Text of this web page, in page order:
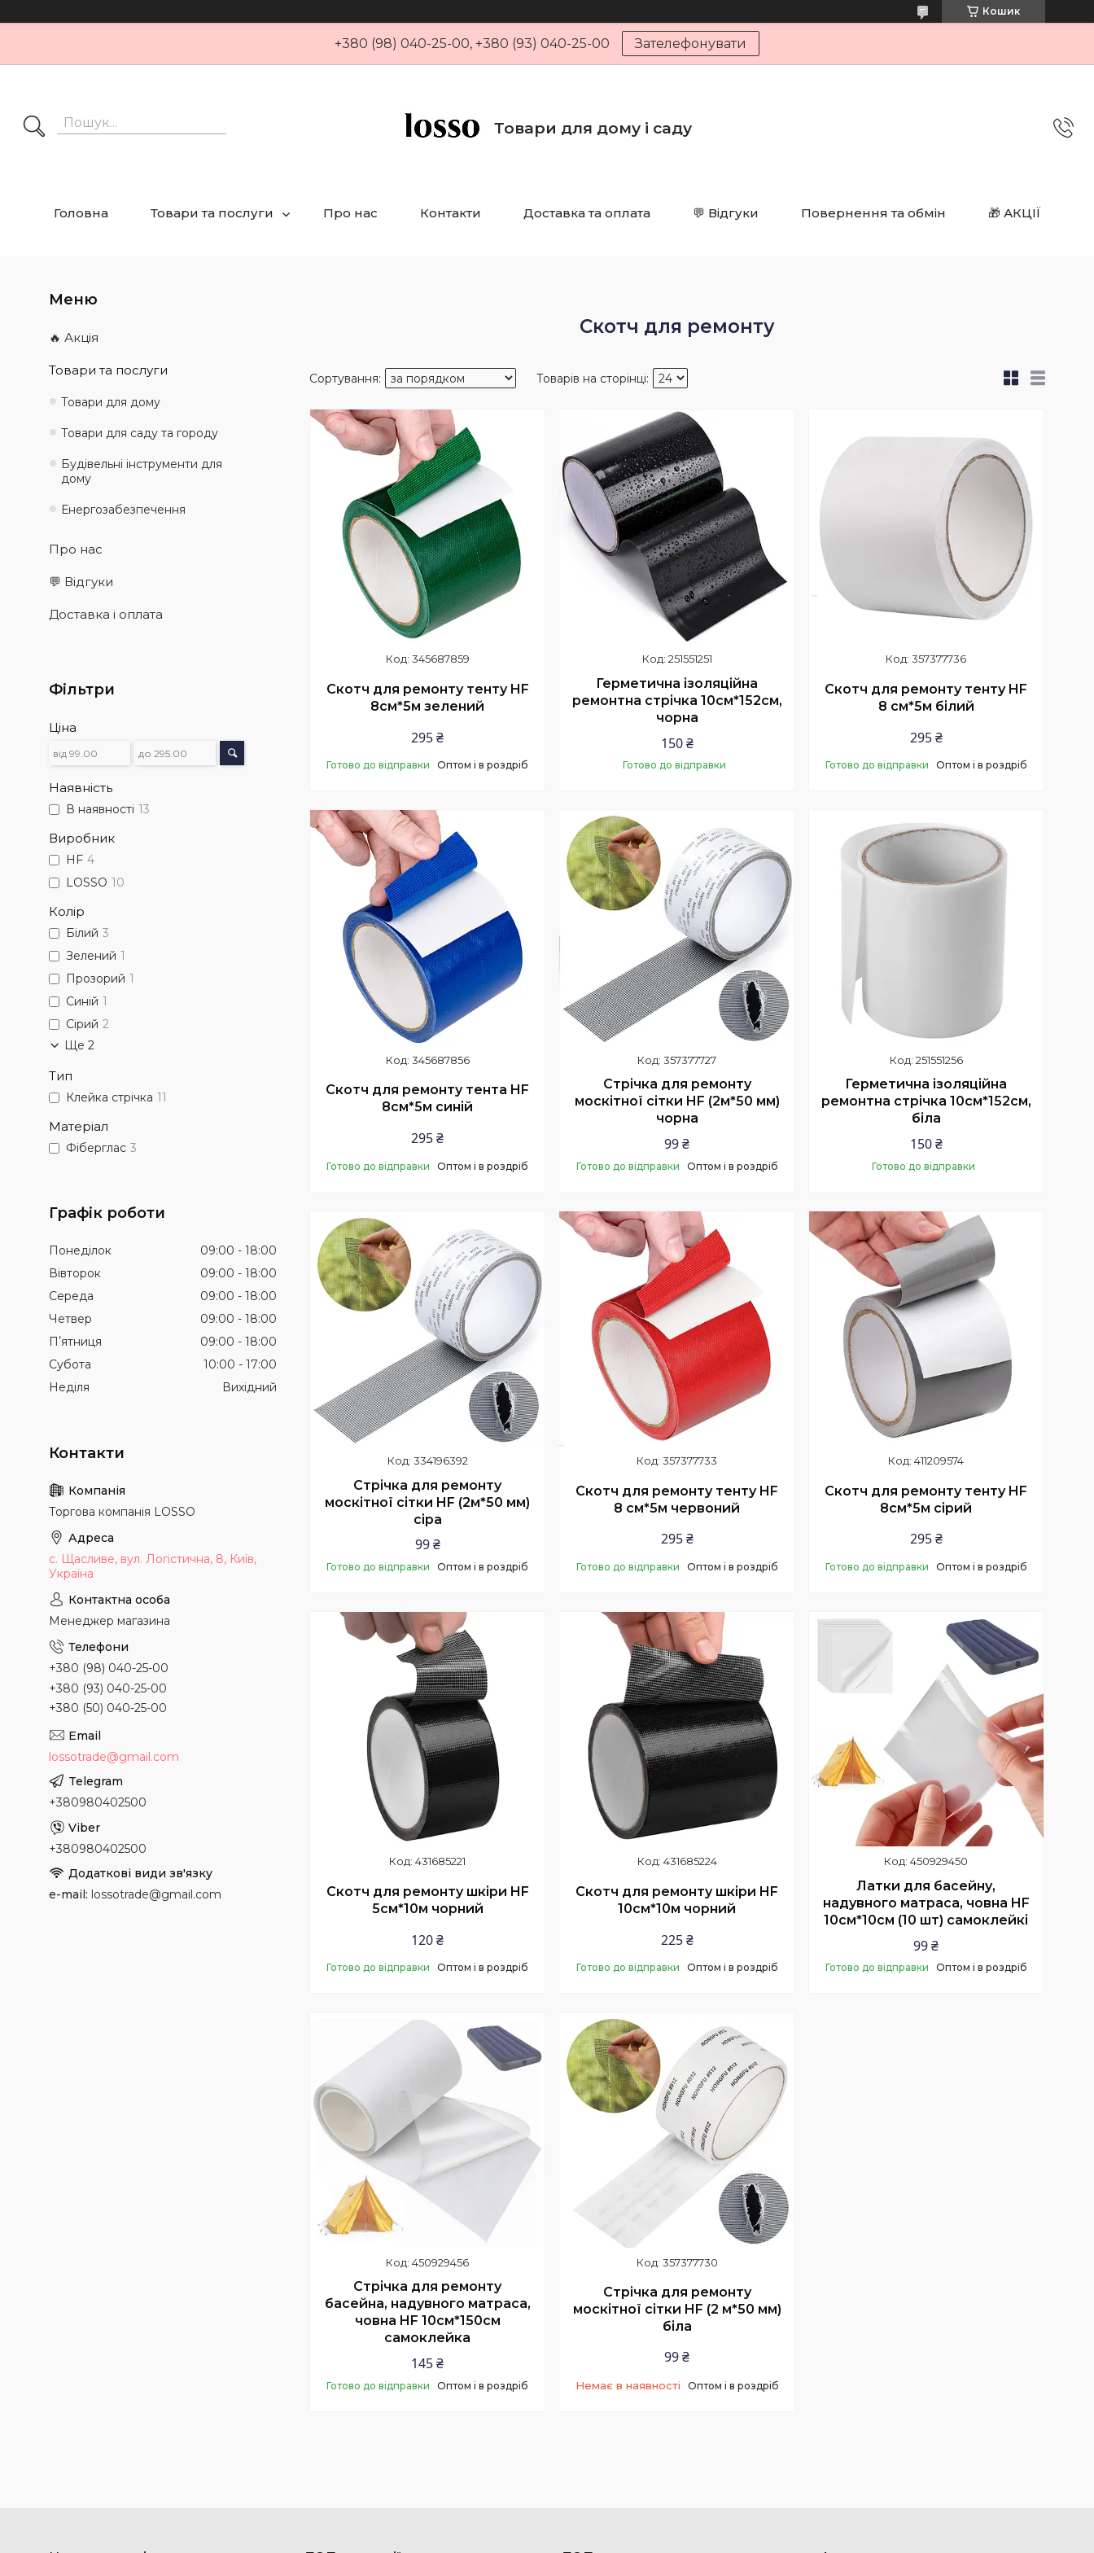
Кошик
+380 (98) 040-25-00, +380 (93) 040-25-00 Зателефонувати
Товари для дому і саду
Головна Товари та послуги Про нас Контакти Доставка та оплата 💬 Відгуки Повернення та обмін 🎁 АКЦІЇ
Скотч для ремонту
345687859
Скотч для ремонту тенту HF
8см*5м зелений
295 ₴
Готово до відправки Оптом і в роздріб
Купити
251551251
Герметична ізоляційна
ремонтна стрічка 10см*152см,
чорна
150 ₴
Готово до відправки
357377736
Скотч для ремонту тенту HF
8 см*5м білий
295 ₴
Готово до відправки Оптом і в роздріб
345687856
Скотч для ремонту тента HF
8см*5м синій
295 ₴
Готово до відправки Оптом і в роздріб
357377727
Стрічка для ремонту
москітної сітки HF (2м*50 мм)
чорна
99 ₴
Готово до відправки Оптом і в роздріб
Купити
251551256
Герметична ізоляційна
ремонтна стрічка 10см*152см,
біла
150 ₴
Готово до відправки
Купити
334196392
Стрічка для ремонту
москітної сітки HF (2м*50 мм)
сіра
99 ₴
Готово до відправки Оптом і в роздріб
Купити
357377733
Скотч для ремонту тенту HF
8 см*5м червоний
295 ₴
Готово до відправки Оптом і в роздріб
Купити
411209574
Скотч для ремонту тенту HF
8см*5м сірий
295 ₴
Готово до відправки Оптом і в роздріб
431685221
Скотч для ремонту шкіри HF
5см*10м чорний
120 ₴
Готово до відправки Оптом і в роздріб
Купити
431685224
Скотч для ремонту шкіри HF
10см*10м чорний
225 ₴
Готово до відправки Оптом і в роздріб
450929450
Латки для басейну,
надувного матраса, човна HF
10см*10см (10 шт) самоклейкі
99 ₴
Готово до відправки Оптом і в роздріб
450929456
Стрічка для ремонту
басейна, надувного матраса,
човна HF 10см*150см
самоклейка
145 ₴
Готово до відправки Оптом і в роздріб
357377730
Стрічка для ремонту
москітної сітки HF (2 м*50 мм)
біла
99 ₴
Немає в наявності Оптом і в роздріб
🔥 Акція
Товари та послуги
Товари для дому
Товари для саду та городу
Будівельні інструменти для
дому
Енергозабезпечення
Про нас
💬 Відгуки
Доставка і оплата
Фільтри
Ціна
Наявність
В наявності 13
Виробник
HF 4
LOSSO 10
Колір
Білий 3
Зелений 1
Прозорий 1
Синій 1
Сірий 2
Ще 2
Тип
Клейка стрічка 11
Матеріал
Фіберглас 3
Графік роботи
Понеділок 09:00
18:00
Вівторок
09:00
18:00
Середа
09:00
18:00
Четвер
09:00
18:00
Пʼятниця
09:00
18:00
Субота
10:00
17:00
Неділя
Вихідний
Торгова компанія LOSSO
с. Щасливе, вул. Логістична, 8, Київ,
Україна
Менеджер магазина
+380 (98) 040-25-00
+380 (93) 040-25-00
+380 (50) 040-25-00
lossotrade@gmail.com
+380980402500
+380980402500
e-mail lossotrade@gmail.com